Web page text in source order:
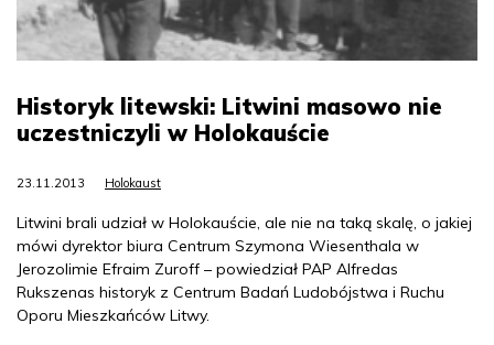
Historyk litewski: Litwini masowo nie
uczestniczyli w Holokauście
23.11.2013 Holokaust
Litwini brali udział w Holokauście, ale nie na taką skalę, o jakiej
mówi dyrektor biura Centrum Szymona Wiesenthala w
Jerozolimie Efraim Zuroff – powiedział PAP Alfredas
Rukszenas historyk z Centrum Badań Ludobójstwa i Ruchu
Oporu Mieszkańców Litwy.